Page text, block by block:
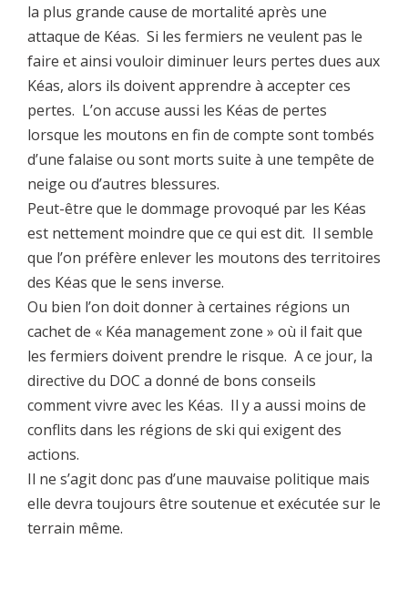
la plus grande cause de mortalité après une
attaque de Kéas. Si les fermiers ne veulent pas le
faire et ainsi vouloir diminuer leurs pertes dues aux
Kéas, alors ils doivent apprendre à accepter ces
pertes. L’on accuse aussi les Kéas de pertes
lorsque les moutons en fin de compte sont tombés
d’une falaise ou sont morts suite à une tempête de
neige ou d’autres blessures.
Peut-être que le dommage provoqué par les Kéas
est nettement moindre que ce qui est dit. Il semble
que l’on préfère enlever les moutons des territoires
des Kéas que le sens inverse.
Ou bien l’on doit donner à certaines régions un
cachet de « Kéa management zone » où il fait que
les fermiers doivent prendre le risque. A ce jour, la
directive du DOC a donné de bons conseils
comment vivre avec les Kéas. Il y a aussi moins de
conflits dans les régions de ski qui exigent des
actions.
Il ne s’agit donc pas d’une mauvaise politique mais
elle devra toujours être soutenue et exécutée sur le
terrain même.